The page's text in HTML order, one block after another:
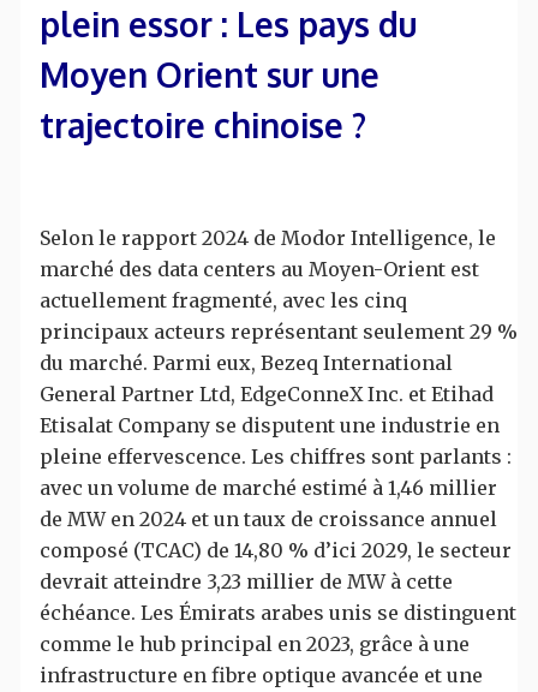
plein essor : Les pays du
Moyen Orient sur une
trajectoire chinoise ?
Selon le rapport 2024 de Modor Intelligence, le
marché des data centers au Moyen-Orient est
actuellement fragmenté, avec les cinq
principaux acteurs représentant seulement 29 %
du marché. Parmi eux, Bezeq International
General Partner Ltd, EdgeConneX Inc. et Etihad
Etisalat Company se disputent une industrie en
pleine effervescence. Les chiffres sont parlants :
avec un volume de marché estimé à 1,46 millier
de MW en 2024 et un taux de croissance annuel
composé (TCAC) de 14,80 % d’ici 2029, le secteur
devrait atteindre 3,23 millier de MW à cette
échéance. Les Émirats arabes unis se distinguent
comme le hub principal en 2023, grâce à une
infrastructure en fibre optique avancée et une